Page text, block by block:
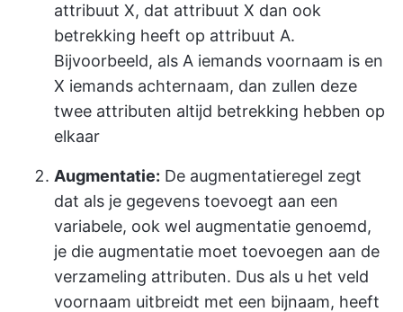
attribuut X, dat attribuut X dan ook
betrekking heeft op attribuut A.
Bijvoorbeeld, als A iemands voornaam is en
X iemands achternaam, dan zullen deze
twee attributen altijd betrekking hebben op
elkaar
Augmentatie: De augmentatieregel zegt
dat als je gegevens toevoegt aan een
variabele, ook wel augmentatie genoemd,
je die augmentatie moet toevoegen aan de
verzameling attributen. Dus als u het veld
voornaam uitbreidt met een bijnaam, heeft